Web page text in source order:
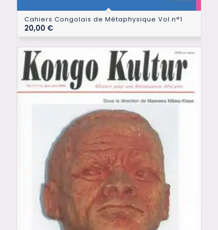
Cahiers Congolais de Métaphysique Vol.n°1
20,00 €